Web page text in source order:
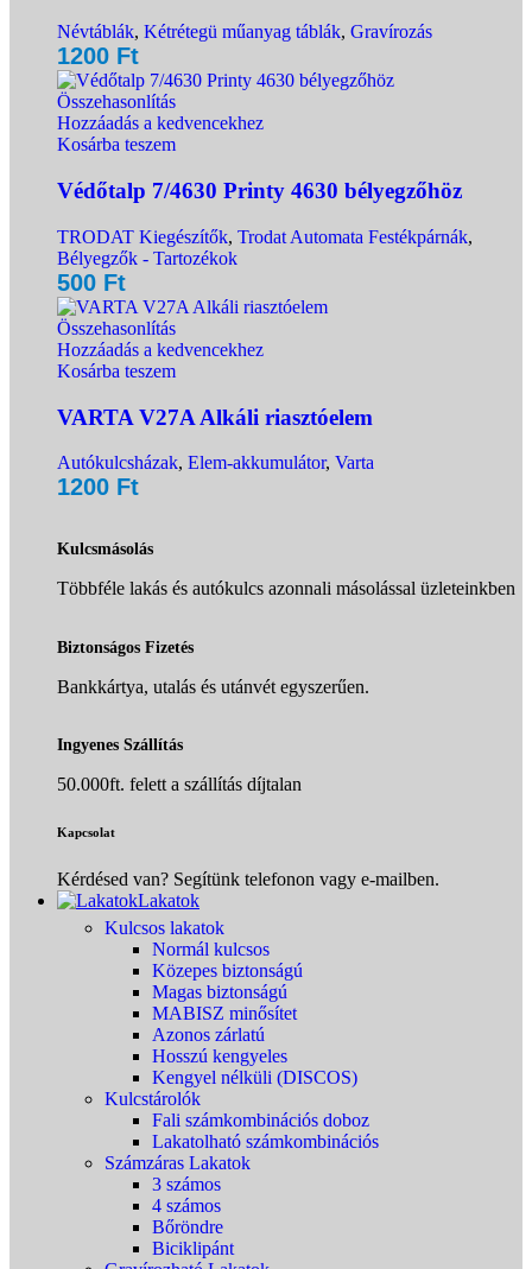
Névtáblák, Kétrétegü műanyag táblák, Gravírozás
1200 Ft
Összehasonlítás
Hozzáadás a kedvencekhez
Kosárba teszem
Védőtalp 7/4630 Printy 4630 bélyegzőhöz
TRODAT Kiegészítők, Trodat Automata Festékpárnák,
Bélyegzők - Tartozékok
500 Ft
Összehasonlítás
Hozzáadás a kedvencekhez
Kosárba teszem
VARTA V27A Alkáli riasztóelem
Autókulcsházak, Elem-akkumulátor, Varta
1200 Ft
Kulcsmásolás
Többféle lakás és autókulcs azonnali másolással üzleteinkben
Biztonságos Fizetés
Bankkártya, utalás és utánvét egyszerűen.
Ingyenes Szállítás
50.000ft. felett a szállítás díjtalan
Kapcsolat
Kérdésed van? Segítünk telefonon vagy e-mailben.
Lakatok
Kulcsos lakatok
Normál kulcsos
Közepes biztonságú
Magas biztonságú
MABISZ minősítet
Azonos zárlatú
Hosszú kengyeles
Kengyel nélküli (DISCOS)
Kulcstárolók
Fali számkombinációs doboz
Lakatolható számkombinációs
Számzáras Lakatok
3 számos
4 számos
Bőröndre
Biciklipánt